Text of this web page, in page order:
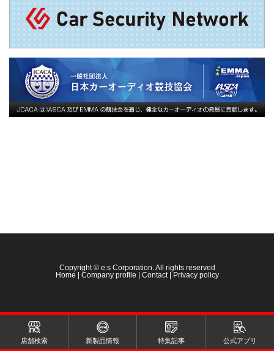
Copyright © e:s Corporation. All rights reserved
Home
Company profile Contact| Privacy policy
店舗検索 新製品情報 特集記事 公式アプリ